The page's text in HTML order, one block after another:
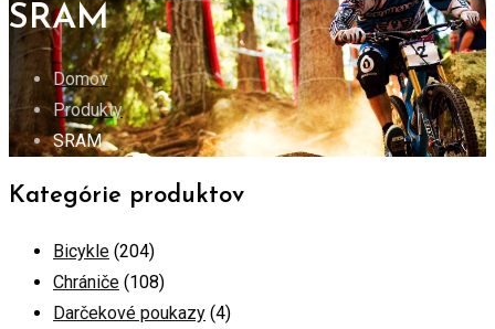
SRAM
Domov
Produkty
SRAM
Kategórie produktov
Bicykle (204)
Chrániče (108)
Darčekové poukazy (4)